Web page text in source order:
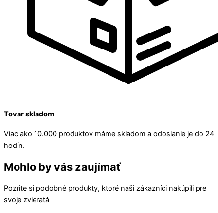
Tovar skladom
Viac ako 10.000 produktov máme skladom a odoslanie je do 24
hodín.
Mohlo by vás zaujímať
Pozrite si podobné produkty, ktoré naši zákazníci nakúpili pre
svoje zvieratá